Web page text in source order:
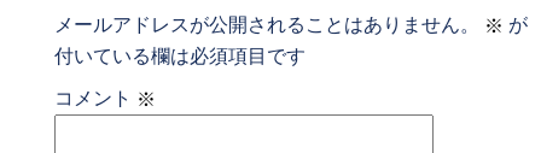
メールアドレスが公開されることはありません。 ※ が
付いている欄は必須項目です
コメント ※